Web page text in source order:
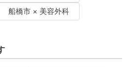
船橋市 × 美容外科